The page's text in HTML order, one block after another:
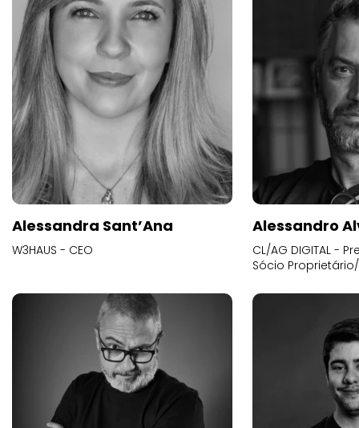
Alessandra Sant’Ana
W3HAUS - CEO
Alessandro
CL/AG DIGITAL -
Sócio